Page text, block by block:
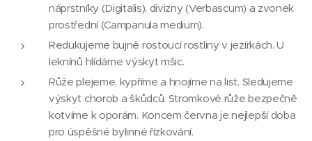
náprstníky (Digitalis), divizny (Verbascum) a zvonek
prostřední (Campanula medium).
Redukujeme bujně rostoucí rostliny v jezírkách. U
leknínů hlídáme výskyt mšic.
Růže plejeme, kypříme a hnojíme na list. Sledujeme
výskyt chorob a škůdců. Stromkové růže bezpečně
kotvíme k oporám. Koncem června je nejlepší doba
pro úspěšné bylinné řízkování.